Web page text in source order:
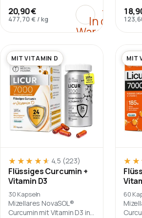
20,90 €
477,70 € /kg
+
In den
Warenkorb
:Squalen &
MIT VITAMIN D
★★★★★
★★★★★ 4,5 (223)
Flüssiges Curcumin +
Vitamin D3
30 Kapseln
Mizellares NovaSOL®
Curcumin mit Vitamin D3 in
MIT
60